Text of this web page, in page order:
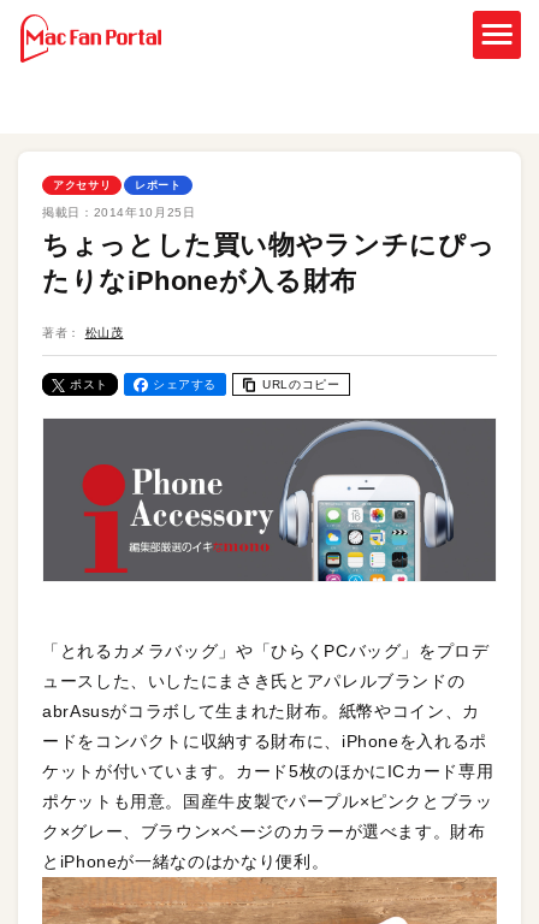
アクセサリ レポート
掲載日： 2014年10月25日
ちょっとした買い物やランチにぴっ
たりなiPhoneが入る財布
著者： 松山茂
ポスト シェアする URLのコピー
「とれるカメラバッグ」や「ひらくPCバッグ」をプロデ
ュースした、いしたにまさき氏とアパレルブランドの
abrAsusがコラボして生まれた財布。紙幣やコイン、カ
ードをコンパクトに収納する財布に、iPhoneを入れるポ
ケットが付いています。カード5枚のほかにICカード専用
ポケットも用意。国産牛皮製でパープル×ピンクとブラッ
ク×グレー、ブラウン×ベージのカラーが選べます。財布
とiPhoneが一緒なのはかなり便利。